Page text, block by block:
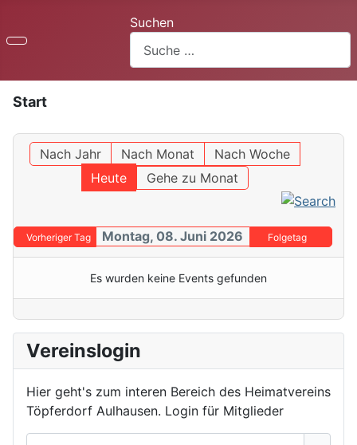
Suchen
Start
Nach Jahr Nach Monat
Nach Woche
Heute
Gehe zu Monat
Vorheriger Tag Montag, 08. Juni 2026 Folgetag
Es wurden keine Events gefunden
Vereinslogin
Hier geht's zum interen Bereich des Heimatvereins
Töpferdorf Aulhausen. Login für Mitglieder